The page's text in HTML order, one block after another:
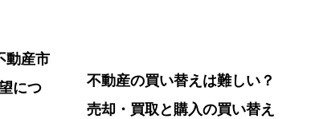
動産市
につ
不動産の買い替えは難しい？
売却・買取と購入の買い替え